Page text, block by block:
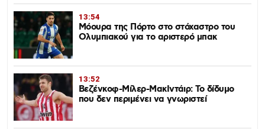
13:54
Μόουρα της Πόρτο στο στόχαστρο του
Ολυμπιακού για το αριστερό μπακ
13:52
Βεζένκοφ-Μίλερ-ΜακΙντάιρ: Το δίδυμο
που δεν περιμένει να γνωριστεί